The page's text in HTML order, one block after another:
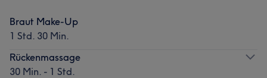
Braut Make-Up
1 Std. 30 Min.
Rückenmassage
30 Min. - 1 Std.